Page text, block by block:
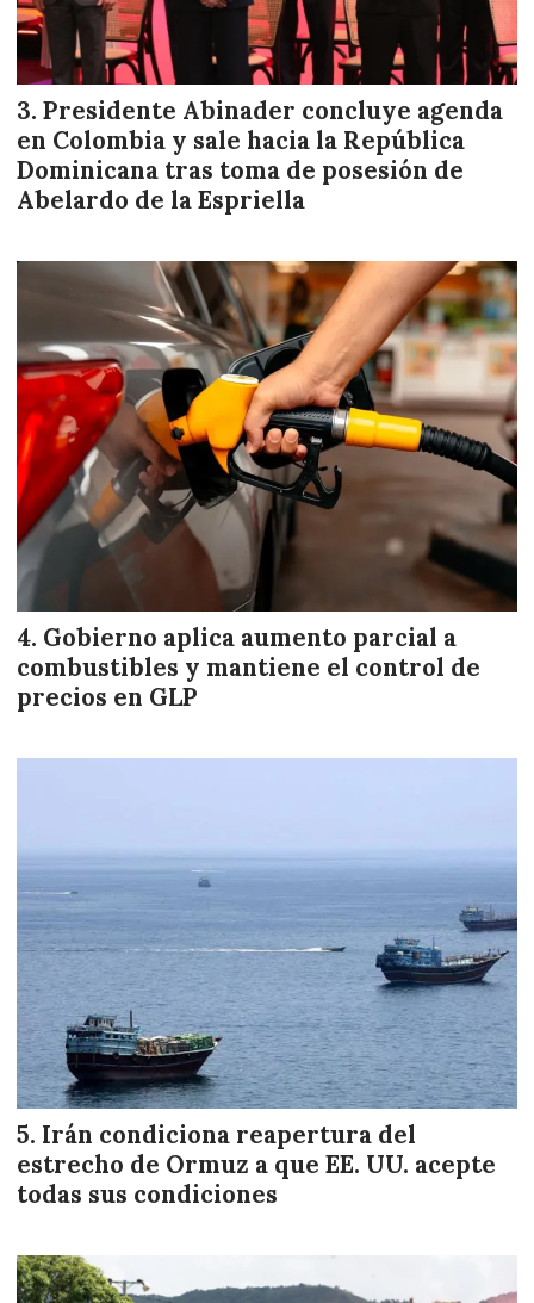
Presidente Abinader concluye agenda
en Colombia y sale hacia la República
Dominicana tras toma de posesión de
Abelardo de la Espriella
Gobierno aplica aumento parcial a
combustibles y mantiene el control de
precios en GLP
Irán condiciona reapertura del
estrecho de Ormuz a que EE. UU. acepte
todas sus condiciones